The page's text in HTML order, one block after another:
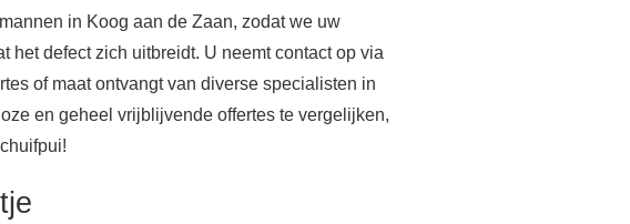
in Koog aan de Zaan, zodat we uw
het defect zich uitbreidt. U neemt contact op via
of maat ontvangt van diverse specialisten in
en geheel vrijblijvende offertes te vergelijken,